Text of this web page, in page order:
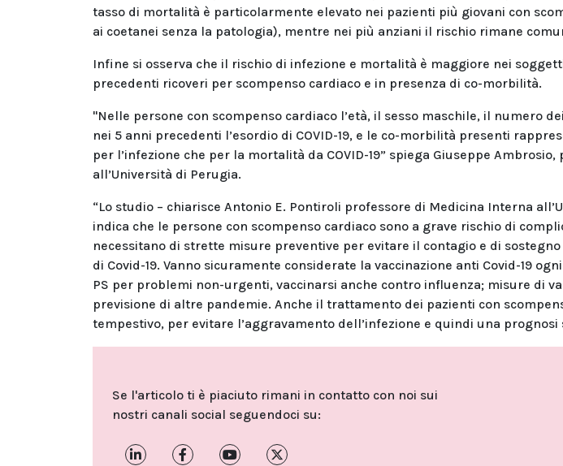
tasso di mortalità è particolarmente elevato nei pazienti più giovani con
ai coetanei senza la patologia), mentre nei più anziani il rischio rimane
Infine si osserva che il rischio di infezione e mortalità è maggiore nei
precedenti ricoveri per scompenso cardiaco e in presenza di co-morbilità.
"Nelle persone con scompenso cardiaco l’età, il sesso maschile, il numero
nei 5 anni precedenti l’esordio di COVID-19, e le co-morbilità presenti
per l’infezione che per la mortalità da COVID-19” spiega Giuseppe
all’Università di Perugia.
“Lo studio – chiarisce Antonio E. Pontiroli professore di Medicina Interna
indica che le persone con scompenso cardiaco sono a grave rischio di
necessitano di strette misure preventive per evitare il contagio e di
di Covid-19. Vanno sicuramente considerate la vaccinazione anti Covid-19
PS per problemi non-urgenti, vaccinarsi anche contro influenza; misure di
previsione di altre pandemie. Anche il trattamento dei pazienti con
tempestivo, per evitare l’aggravamento dell’infezione e quindi una prognosi
Se l'articolo ti è piaciuto rimani in contatto con noi sui
nostri canali social seguendoci su: